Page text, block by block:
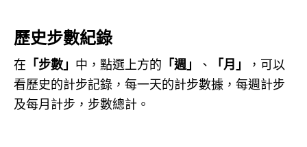
歷史步數紀錄
在 「步數」 中，點選上方的 「週」 、 「月」
，可以
看歷史的計步記錄，每一天的計步數據，每週計步
及每月計步，步數總計。